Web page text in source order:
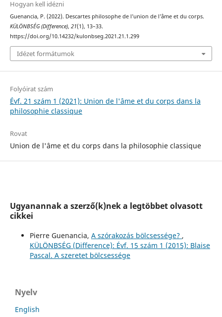
Hogyan kell idézni
Guenancia, P. (2022). Descartes philosophe de l’union de l’âme et du corps.
KÜLÖNBSÉG (Difference), 21(1), 13–33.
https://doi.org/10.14232/kulonbseg.2021.21.1.299
Idézet formátumok
Folyóirat szám
Évf. 21 szám 1 (2021): Union de l'âme et du corps dans la
philosophie classique
Rovat
Union de l'âme et du corps dans la philosophie classique
Ugyanannak a szerző(k)nek a legtöbbet olvasott
cikkei
Pierre Guenancia, A szórakozás bölcsessége? ,
KÜLÖNBSÉG (Difference): Évf. 15 szám 1 (2015): Blaise
Pascal. A szeretet bölcsessége
Nyelv
English